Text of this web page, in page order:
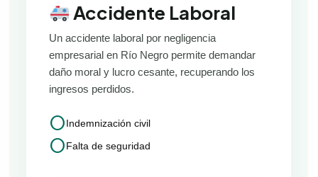
Accidente Laboral
Un accidente laboral por negligencia
empresarial en Río Negro permite demandar
daño moral y lucro cesante, recuperando los
ingresos perdidos.
circleIndemnización civil
circleFalta de seguridad